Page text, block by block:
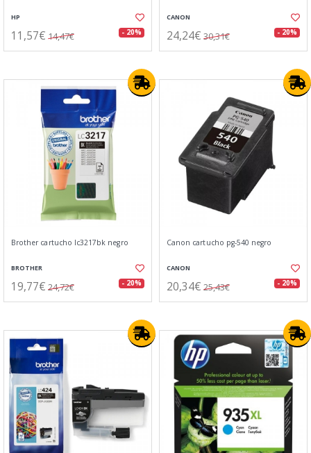
HP
11,57€ 14,47€ - 20%
CANON
24,24€ 30,31€ - 20%
Brother cartucho lc3217bk negro
BROTHER
19,77€ 24,72€ - 20%
Canon cartucho pg-540 negro
CANON
20,34€ 25,43€ - 20%